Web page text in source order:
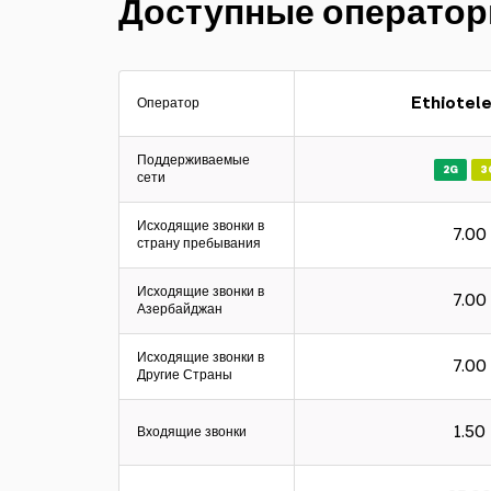
Доступные
Оператор
Поддерживаемые
сети
Исходящие звонки в
страну пребывания
Исходящие звонки в
Азербайджан
Исходящие звонки в
Другие Страны
Входящие звонки
2G
7.00
7.00
7.00
1.50